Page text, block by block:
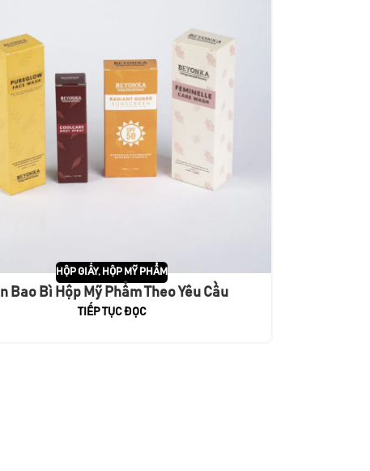
HỘP GIẤY, HỘP MỸ PHẨM
In Bao Bì Hộp Mỹ Phẩm Theo Yêu Cầu
TIẾP TỤC ĐỌC